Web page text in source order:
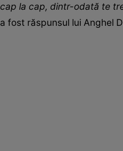
cap la cap, dintr-odată te
a fost răspunsul lui Anghel